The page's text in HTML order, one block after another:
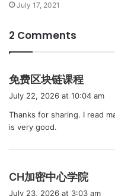
July 17, 2021
2 Comments
免费区块链课程
a
s
July 22, 2026 at 10:04 am
Thanks for sharing. I read
is very good.
CH加密中心学院
July 23, 2026 at 3:03 am